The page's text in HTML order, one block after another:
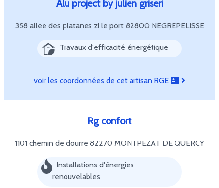
Alu project by julien griseri
358 allee des platanes zi le port 82800 NEGREPELISSE
Travaux d'efficacité énergétique
voir les coordonnées de cet artisan RGE
Rg confort
1101 chemin de dourre 82270 MONTPEZAT DE QUERCY
Installations d'énergies
renouvelables